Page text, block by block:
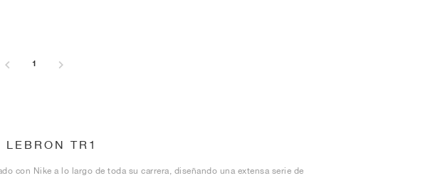
1
TR1
con Nike a lo largo de toda su carrera, diseñando una extensa serie de